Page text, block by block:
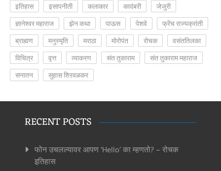
इतिहास
इसापनीती कलाकार कादंबरी
जेजुरी
ज्ञानेश्वर महाराज
झेन कथा पाऊस पेशवे
फ्रेंच राज्यक्रांती
ब्राह्मण
मनुस्मृति मराठा मोरोपंत रोचक
वसंततिलका
विचित्र
वृत्त व्याकरण संत तुकाराम
संत तुकाराम महाराज
सनातन
सुहास शिरवळकर
RECENT POSTS
फोन उचलल्यावर आपण ‘Hello’ का म्हणतो? – रोचक
इतिहास